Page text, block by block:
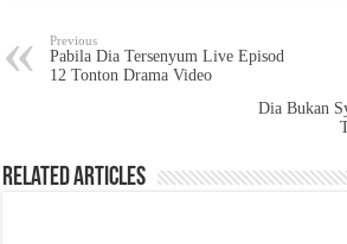
Previous
Pabila Dia Tersenyum Live Episod
12 Tonton Drama Video
Dia Bukan
Related Articles